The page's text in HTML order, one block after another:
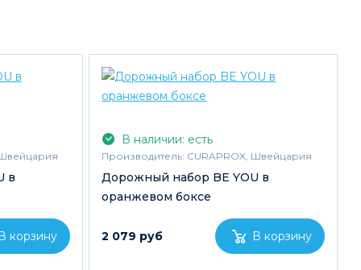
в
В наличии: есть
Производитель: CURAPROX, Швейцария
Дорожный набор BE YOU в
оранжевом боксе
2 079 руб